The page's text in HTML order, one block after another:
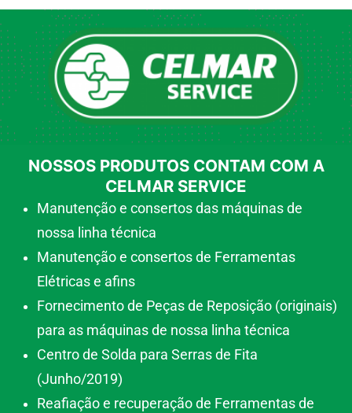
NOSSOS PRODUTOS CONTAM COM A
CELMAR SERVICE
Manutenção e consertos das máquinas de
nossa linha técnica
Manutenção e consertos de Ferramentas
Elétricas e afins
Fornecimento de Peças de Reposição (originais)
para as máquinas de nossa linha técnica
Centro de Solda para Serras de Fita
(Junho/2019)
Reafiação e recuperação de Ferramentas de